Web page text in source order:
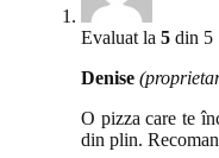
Evaluat la 5 din 5
Denise
O pizza care te
din plin.